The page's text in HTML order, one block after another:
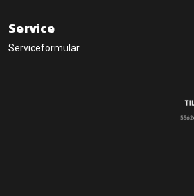
Service
Serviceformulär